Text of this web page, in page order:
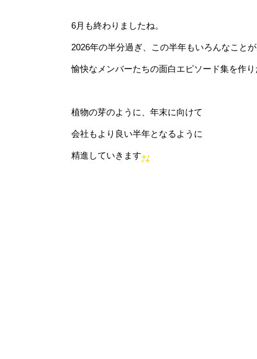
6月も終わりましたね。
2026年の半分過ぎ、この半年もいろんなことが
愉快なメンバーたちの面白エピソード集を作
植物の芽のように、年末に向けて
会社もより良い半年となるように
精進していきます